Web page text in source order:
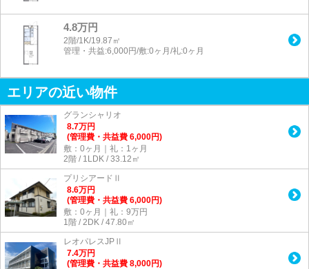
4.8万円
2階/1K/19.87㎡
管理・共益:6,000円/敷:0ヶ月/礼:0ヶ月
エリアの近い物件
グランシャリオ
8.7万円
(管理費・共益費 6,000円)
敷：0ヶ月｜礼：1ヶ月
2階 / 1LDK / 33.12㎡
プリシアードⅡ
8.6万円
(管理費・共益費 6,000円)
敷：0ヶ月｜礼：9万円
1階 / 2DK / 47.80㎡
レオパレスJPⅡ
7.4万円
(管理費・共益費 8,000円)